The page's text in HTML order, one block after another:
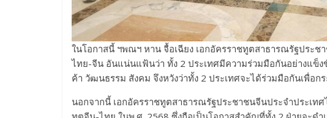
ในโอกาสนี้ ฯพณฯ หาน จื้อเฉียง เอกอัครราชทูตสาธารณรัฐประ
ไทย-จีน อันแน่นแฟ้นว่า ทั้ง 2 ประเทศมีความร่วมมือกันอย่างแข็
ค้า วัฒนธรรม สังคม จึงหวังว่าทั้ง 2 ประเทศจะได้ร่วมมือกันเพื่อ
นอกจากนี้ เอกอัครราชทูตสาธารณรัฐประชาชนจีนประจำประเท